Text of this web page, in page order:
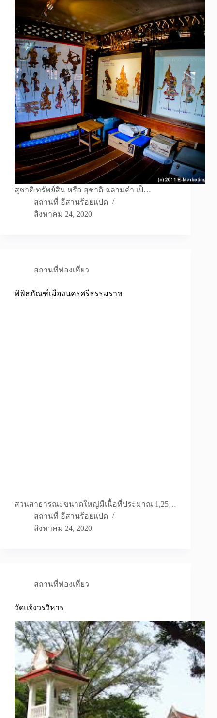
สุชาติ ทรัพย์สิน หรือ สุชาติ ฉลามดำ เป็…
สถานที่ อีสานร้อยแปด
สิงหาคม 24, 2020
สถานที่ท่องเที่ยว
พิพิธภัณฑ์เมืองนครศรีธรรมราช
สวนสาธารณะขนาดใหญ่มีเนื้อที่ประมาณ 1,25…
สถานที่ อีสานร้อยแปด
สิงหาคม 24, 2020
สถานที่ท่องเที่ยว
วัดแจ้งวรวิหาร